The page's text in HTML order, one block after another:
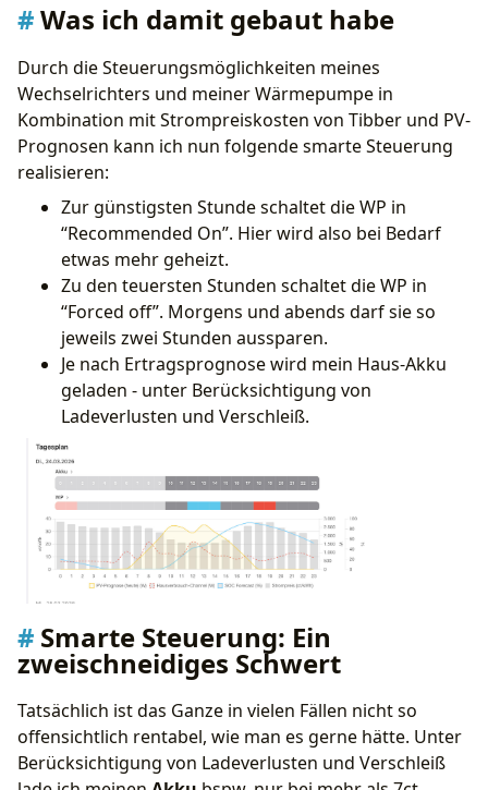
Was ich damit gebaut habe
Durch die Steuerungsmöglichkeiten meines
Wechselrichters und meiner Wärmepumpe in
Kombination mit Strompreiskosten von Tibber und PV-
Prognosen kann ich nun folgende smarte Steuerung
realisieren:
Zur günstigsten Stunde schaltet die WP in
“Recommended On”. Hier wird also bei Bedarf
etwas mehr geheizt.
Zu den teuersten Stunden schaltet die WP in
“Forced off”. Morgens und abends darf sie so
jeweils zwei Stunden aussparen.
Je nach Ertragsprognose wird mein Haus-Akku
geladen - unter Berücksichtigung von
Ladeverlusten und Verschleiß.
Smarte Steuerung: Ein
zweischneidiges Schwert
Tatsächlich ist das Ganze in vielen Fällen nicht so
offensichtlich rentabel, wie man es gerne hätte. Unter
Berücksichtigung von Ladeverlusten und Verschleiß